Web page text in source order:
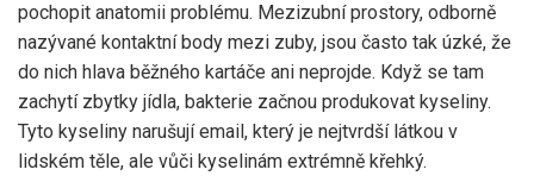
pochopit anatomii problému. Mezizubní prostory, odborně
nazývané kontaktní body mezi zuby, jsou často tak úzké, že
do nich hlava běžného kartáče ani neprojde. Když se tam
zachytí zbytky jídla, bakterie začnou produkovat kyseliny.
Tyto kyseliny narušují email, který je nejtvrdší látkou v
lidském těle, ale vůči kyselinám extrémně křehký.